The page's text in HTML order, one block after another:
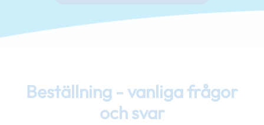
Beställning - vanliga frågor
och svar